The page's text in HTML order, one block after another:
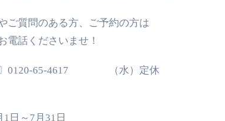
ご質問のある方、ご予約の方は
電話くださいませ！
〕0120-65-4617 （水）定休
1日～7月31日